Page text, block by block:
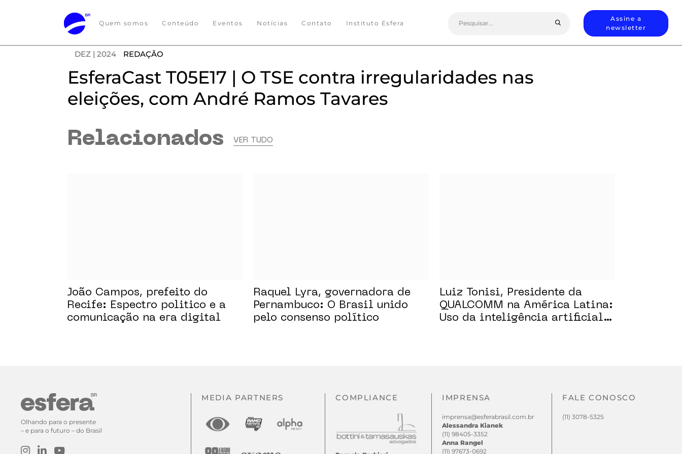
Quem somos Conteúdo Eventos Notícias Contato Instituto Esfera
for:
Assine a
newsletter
DEZ | 2024 REDAÇÃO
EsferaCast T05E17 | O TSE contra irregularidades nas
eleições, com André Ramos Tavares
Relacionados VER TUDO
João Campos, prefeito do
Recife: Espectro politico e a
comunicação na era digital
Raquel Lyra, governadora de
Pernambuco: O Brasil unido
pelo consenso político
Luiz Tonisi, Presidente da
QUALCOMM na América Latina:
Uso da inteligência artificial
Olhando para o presente
– e para o futuro – do Brasil
MEDIA PARTNERS COMPLIANCE IMPRENSA
imprensa@esferabrasil.com.br
Alessandra Kianek
(11) 98405-3352
Anna Rangel
(11) 97673-0692
FALE CONOSCO
(11) 3078-5325